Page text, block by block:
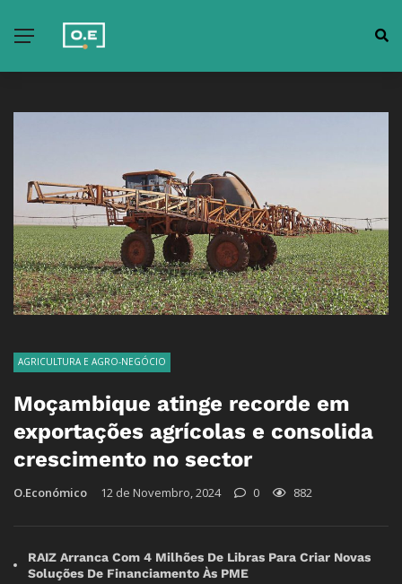
AGRICULTURA E AGRO-NEGÓCIO
Moçambique atinge recorde em
exportações agrícolas e consolida
crescimento no sector
O.Económico 12 de Novembro, 2024 0 882
RAIZ Arranca Com 4 Milhões De Libras Para Criar Novas
Soluções De Financiamento Às PME